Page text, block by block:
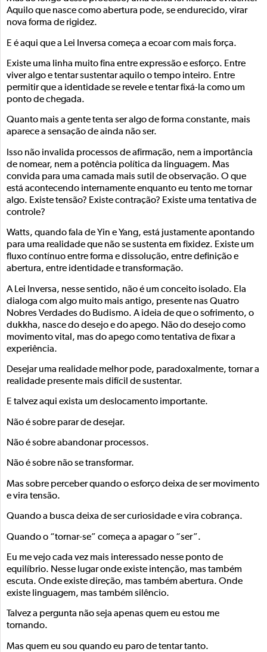
Aquilo que nasce como abertura pode, se endurecido, virar
nova forma de rigidez.
E é aqui que a Lei Inversa começa a ecoar com mais força.
Existe uma linha muito fina entre expressão e esforço. Entre
viver algo e tentar sustentar aquilo o tempo inteiro. Entre
permitir que a identidade se revele e tentar fixá-la como um
ponto de chegada.
Quanto mais a gente tenta ser algo de forma constante, mais
aparece a sensação de ainda não ser.
Isso não invalida processos de afirmação, nem a importância
de nomear, nem a potência política da linguagem. Mas
convida para uma camada mais sutil de observação. O que
está acontecendo internamente enquanto eu tento me tornar
algo. Existe tensão? Existe contração? Existe uma tentativa de
controle?
Watts, quando fala de Yin e Yang, está justamente apontando
para uma realidade que não se sustenta em fixidez. Existe um
fluxo contínuo entre forma e dissolução, entre definição e
abertura, entre identidade e transformação.
A Lei Inversa, nesse sentido, não é um conceito isolado. Ela
dialoga com algo muito mais antigo, presente nas Quatro
Nobres Verdades do Budismo. A ideia de que o sofrimento, o
dukkha, nasce do desejo e do apego. Não do desejo como
movimento vital, mas do apego como tentativa de fixar a
experiência.
Desejar uma realidade melhor pode, paradoxalmente, tornar a
realidade presente mais difícil de sustentar.
E talvez aqui exista um deslocamento importante.
Não é sobre parar de desejar.
Não é sobre abandonar processos.
Não é sobre não se transformar.
Mas sobre perceber quando o esforço deixa de ser movimento
e vira tensão.
Quando a busca deixa de ser curiosidade e vira cobrança.
Quando o “tornar-se” começa a apagar o “ser”.
Eu me vejo cada vez mais interessado nesse ponto de
equilíbrio. Nesse lugar onde existe intenção, mas também
escuta. Onde existe direção, mas também abertura. Onde
existe linguagem, mas também silêncio.
Talvez a pergunta não seja apenas quem eu estou me
tornando.
Mas quem eu sou quando eu paro de tentar tanto.